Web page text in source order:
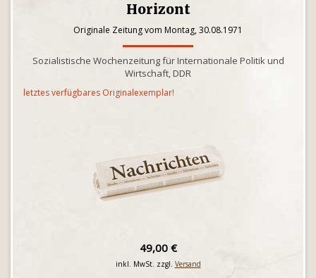
Horizont
Originale Zeitung vom Montag, 30.08.1971
Sozialistische Wochenzeitung für Internationale Politik und
Wirtschaft, DDR
letztes verfügbares Originalexemplar!
49,00 €
inkl. MwSt. zzgl. Versand